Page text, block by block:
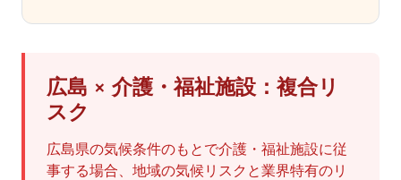
広島 × 介護・福祉施設：複合リ
スク
広島県の気候条件のもとで介護・福祉施設に従
事する場合、地域の気候リスクと業界特有のリ